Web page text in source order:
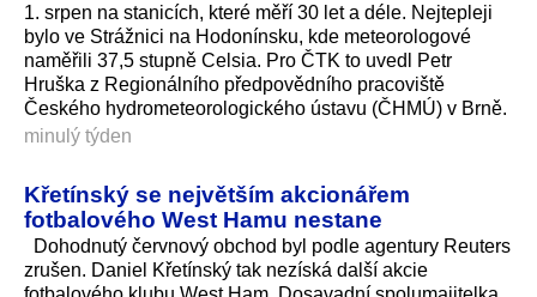
1. srpen na stanicích, které měří 30 let a déle. Nejtepleji
bylo ve Strážnici na Hodonínsku, kde meteorologové
naměřili 37,5 stupně Celsia. Pro ČTK to uvedl Petr
Hruška z Regionálního předpovědního pracoviště
Českého hydrometeorolo­gického ústavu (ČHMÚ) v Brně.
minulý týden
Křetínský se největším akcionářem
fotbalového West Hamu nestane
Dohodnutý červnový obchod byl podle agentury Reuters
zrušen. Daniel Křetínský tak nezíská další akcie